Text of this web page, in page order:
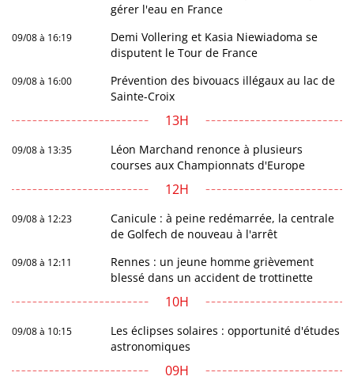
gérer l'eau en France
09/08 à 16:19
Demi Vollering et Kasia Niewiadoma se
disputent le Tour de France
09/08 à 16:00
Prévention des bivouacs illégaux au lac de
Sainte-Croix
13H
09/08 à 13:35
Léon Marchand renonce à plusieurs
courses aux Championnats d'Europe
12H
09/08 à 12:23
Canicule : à peine redémarrée, la centrale
de Golfech de nouveau à l'arrêt
09/08 à 12:11
Rennes : un jeune homme grièvement
blessé dans un accident de trottinette
10H
09/08 à 10:15
Les éclipses solaires : opportunité d'études
astronomiques
09H